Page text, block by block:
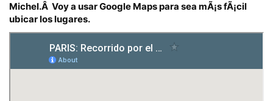
Michel.Â Voy a usarGoogle Mapspara sea mÃ¡s fÃ¡cil
ubicar los lugares.